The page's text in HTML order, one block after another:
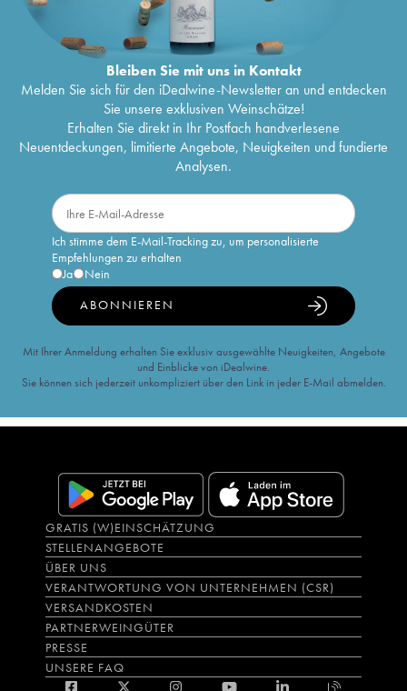
Bleiben Sie mit uns in Kontakt
Melden Sie sich für den iDealwine-Newsletter an und entdecken
Sie unsere exklusiven Weinschätze!
Erhalten Sie direkt in Ihr Postfach handverlesene
Neuentdeckungen, limitierte Angebote, Neuigkeiten und fundierte
Analysen.
Ich stimme dem E-Mail-Tracking zu, um personalisierte
Empfehlungen zu erhalten
Ja
Nein
ABONNIEREN
Mit Ihrer Anmeldung erhalten Sie exklusiv ausgewählte Neuigkeiten, Angebote
und Einblicke von iDealwine.
Sie können sich jederzeit unkompliziert über den Link in jeder E-Mail abmelden.
GRATIS (W)EINSCHÄTZUNG
STELLENANGEBOTE
ÜBER UNS
VERANTWORTUNG VON UNTERNEHMEN (CSR)
VERSANDKOSTEN
PARTNERWEINGÜTER
PRESSE
UNSERE FAQ